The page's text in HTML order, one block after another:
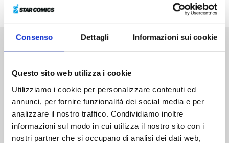
Consenso Dettagli Informazioni sui cookie
Questo sito web utilizza i cookie
Utilizziamo i cookie per personalizzare contenuti ed
annunci, per fornire funzionalità dei social media e per
analizzare il nostro traffico. Condividiamo inoltre
informazioni sul modo in cui utilizza il nostro sito con i
nostri partner che si occupano di analisi dei dati web,